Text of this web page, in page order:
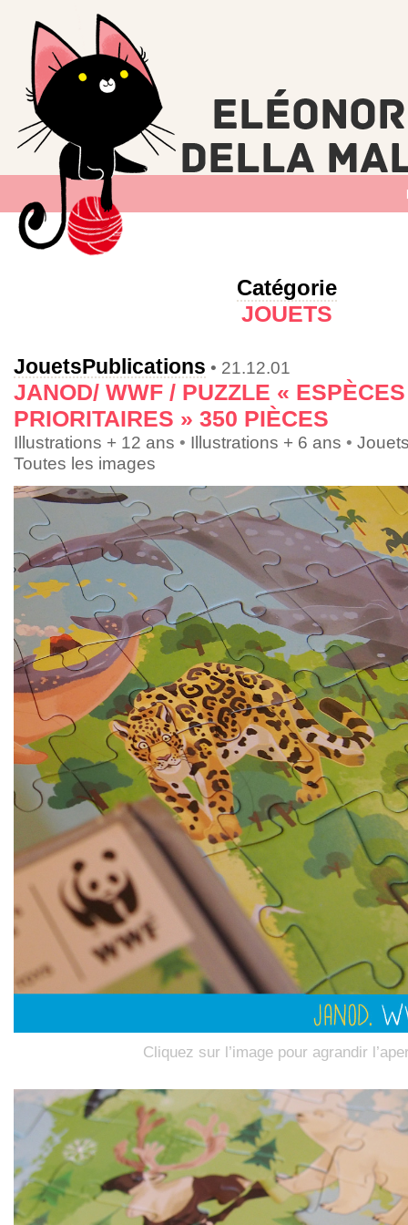
Catégorie
JOUETS
JouetsPublications • 21.12.01
JANOD/ WWF / PUZZLE « ESPÈCES
PRIORITAIRES » 350 PIÈCES
Illustrations + 12 ans • Illustrations + 6 ans •
Toutes les images
Cliquez sur l’image pour agrandir